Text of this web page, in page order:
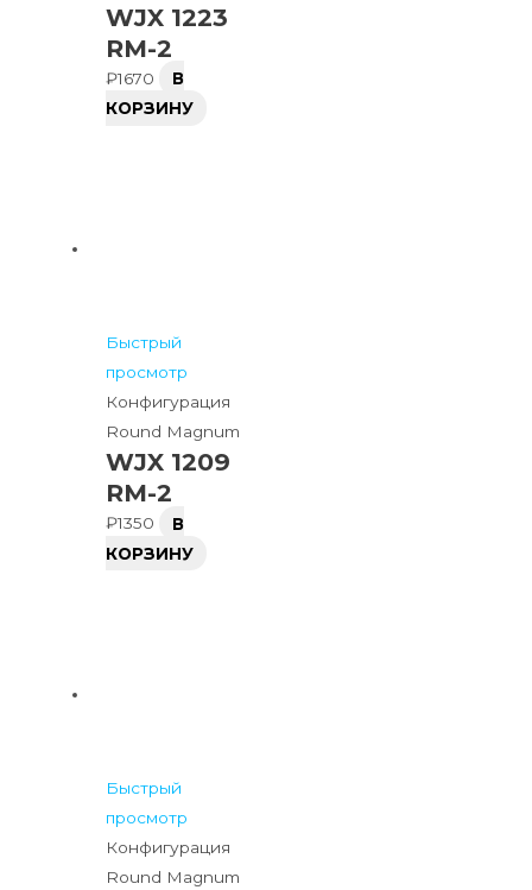
WJX 1223
RM-2
₽1670
В
КОРЗИНУ
Быстрый
просмотр
Конфигурация
Round Magnum
WJX 1209
RM-2
₽1350
В
КОРЗИНУ
Быстрый
просмотр
Конфигурация
Round Magnum